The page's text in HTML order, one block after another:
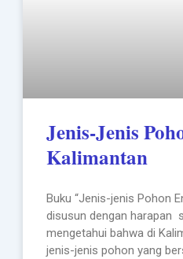
Jenis-Jenis
Kalimantan
Buku “Jenis-jenis Pohon
disusun dengan harapan
mengetahui bahwa di
jenis-jenis pohon yang